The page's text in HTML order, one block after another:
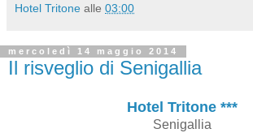
Hotel Tritone alle 03:00
mercoledì 14 maggio 2014
Il risveglio di Senigallia
Hotel Tritone ***
Senigallia